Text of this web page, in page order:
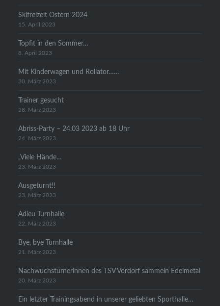
Skifreizeit Ostern 2024
15. April 2023
Topfit in den Sommer…
8. April 2023
Mit Kinderwagen und Rollator……
30. März 2023
Trainer gesucht
28. März 2023
Abriss-Party – 24.03 2023 ab 18 Uhr
24. März 2023
„Viele Hände…
23. März 2023
Ausgeturnt!!
23. März 2023
Adieu Turnhalle
22. März 2023
Bye, bye Turnhalle
21. März 2023
Nachwuchsturnerinnen des TSV Vordorf sammeln Edelmetal
20. März 2023
Ein letzter Trainingsabend in unserer geliebten Sporthalle…